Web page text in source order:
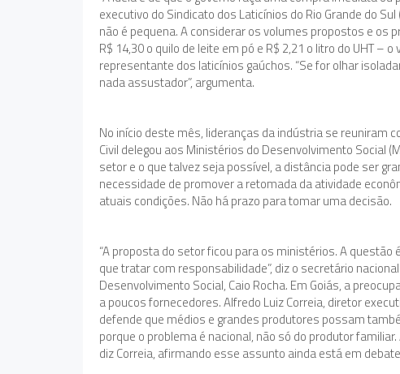
executivo do Sindicato dos Laticínios do Rio Grande do
não é pequena. A considerar os volumes propostos e os
R$ 14,30 o quilo de leite em pó e R$ 2,21 o litro do UHT –
representante dos laticínios gaúchos. “Se for olhar
nada assustador”, argumenta.
No início deste mês, lideranças da indústria se reuniram
Civil delegou aos Ministérios do Desenvolvimento Social
setor e o que talvez seja possível, a distância pode ser
necessidade de promover a retomada da atividade
atuais condições. Não há prazo para tomar uma decisão.
“A proposta do setor ficou para os ministérios. A
que tratar com responsabilidade”, diz o secretário
Desenvolvimento Social, Caio Rocha. Em Goiás, a
a poucos fornecedores. Alfredo Luiz Correia, diretor
defende que médios e grandes produtores possam
porque o problema é nacional, não só do produtor
diz Correia, afirmando esse assunto ainda está em